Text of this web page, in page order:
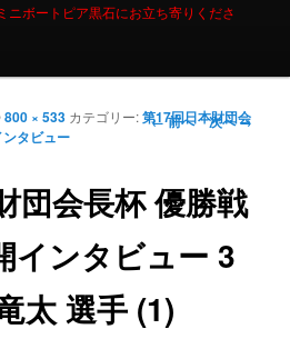
ニボートピア黒石にお立ち寄りくださ
画像ナビゲーシ
← 前へ 次へ →
団会長杯 優勝戦
インタビュー 3
太 選手 (1)
800 × 533 カテゴリー:第17回日本財団会
タビュー